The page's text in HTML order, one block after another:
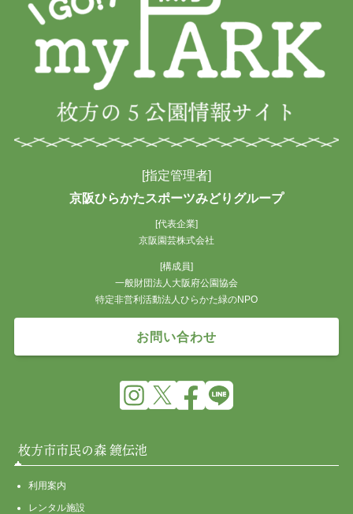
[指定管理者]
京阪ひらかたスポーツみどりグループ
[代表企業]
京阪園芸株式会社
[構成員]
一般財団法人大阪府公園協会
特定非営利活動法人ひらかた緑のNPO
お問い合わせ
枚方市市民の森 鏡伝池
利用案内
レンタル施設